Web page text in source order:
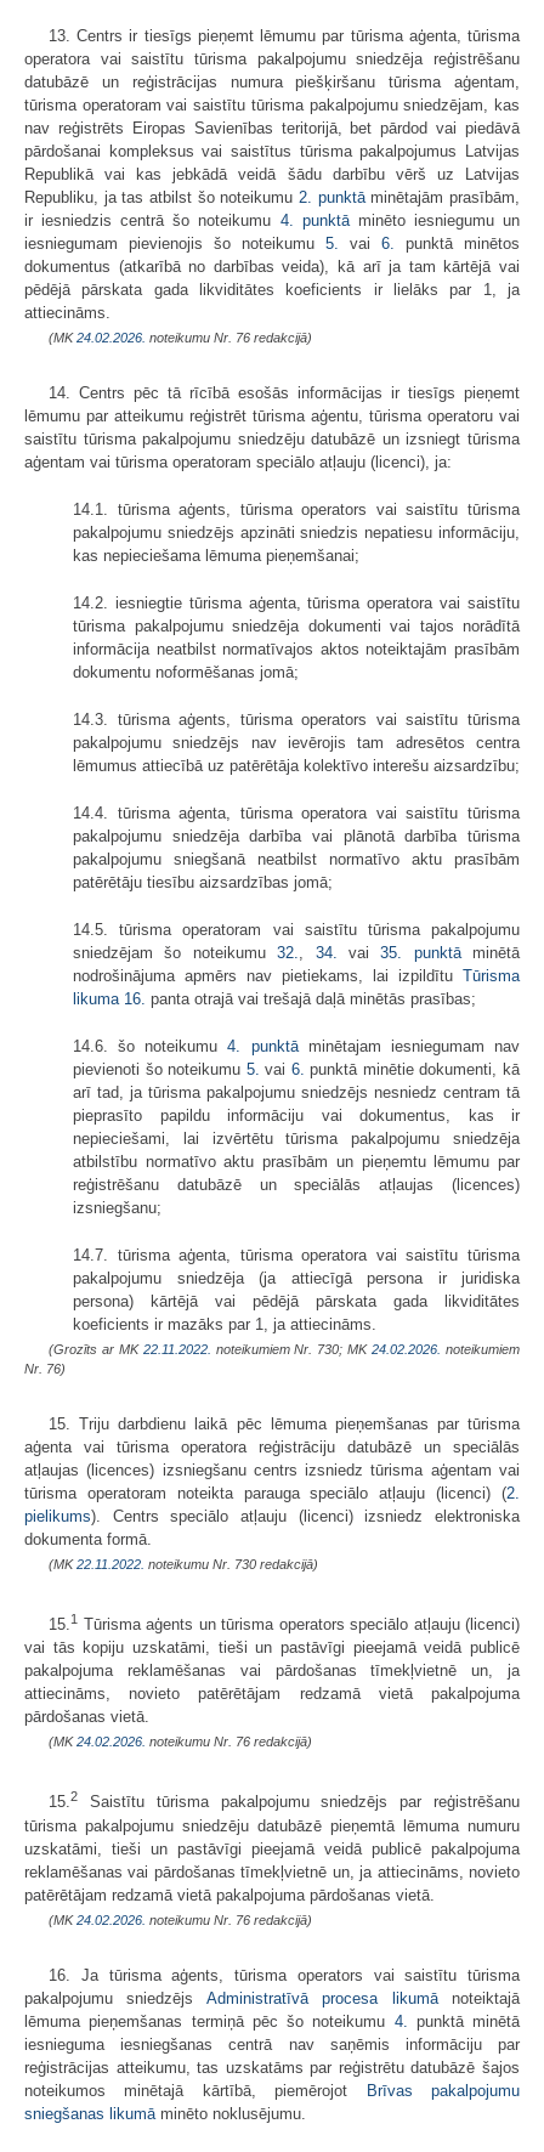
13. Centrs ir tiesīgs pieņemt lēmumu par tūrisma aģenta, tūrisma
operatora vai saistītu tūrisma pakalpojumu sniedzēja reģistrēšanu
datubāzē un reģistrācijas numura piešķiršanu tūrisma aģentam,
tūrisma operatoram vai saistītu tūrisma pakalpojumu sniedzējam, kas
nav reģistrēts Eiropas Savienības teritorijā, bet pārdod vai piedāvā
pārdošanai kompleksus vai saistītus tūrisma pakalpojumus Latvijas
Republikā vai kas jebkādā veidā šādu darbību vērš uz Latvijas
Republiku, ja tas atbilst šo noteikumu 2. punktāminētajām prasībām,
ir iesniedzis centrā šo noteikumu 4. punktāminēto iesniegumu un
iesniegumam pievienojis šo noteikumu 5. vai 6.
punktā minētos
dokumentus (atkarībā no darbības veida), kā arī ja tam kārtējā vai
pēdējā pārskata gada likviditātes koeficients ir lielāks par 1, ja
attiecināms.
(MK24.02.2026. noteikumu Nr. 76 redakcijā)
14. Centrs pēc tā rīcībā esošās informācijas ir tiesīgs pieņemt
lēmumu par atteikumu reģistrēt tūrisma aģentu, tūrisma operatoru vai
saistītu tūrisma pakalpojumu sniedzēju datubāzē un izsniegt tūrisma
aģentam vai tūrisma operatoram speciālo atļauju (licenci), ja:
14.1. tūrisma aģents, tūrisma operators vai saistītu tūrisma
pakalpojumu sniedzējs apzināti sniedzis nepatiesu informāciju,
kas nepieciešama lēmuma pieņemšanai;
14.2. iesniegtie tūrisma aģenta, tūrisma operatora vai saistītu
tūrisma pakalpojumu sniedzēja dokumenti vai tajos norādītā
informācija neatbilst normatīvajos aktos noteiktajām prasībām
dokumentu noformēšanas jomā;
14.3. tūrisma aģents, tūrisma operators vai saistītu tūrisma
pakalpojumu sniedzējs nav ievērojis tam adresētos centra
lēmumus attiecībā uz patērētāja kolektīvo interešu aizsardzību;
14.4. tūrisma aģenta, tūrisma operatora vai saistītu tūrisma
pakalpojumu sniedzēja darbība vai plānotā darbība tūrisma
pakalpojumu sniegšanā neatbilst normatīvo aktu prasībām
patērētāju tiesību aizsardzības jomā;
14.5. tūrisma operatoram vai saistītu tūrisma pakalpojumu
sniedzējam šo noteikumu32. 34. vai35. punktāminētā
nodrošinājuma apmērs nav pietiekams, lai izpildītu Tūrisma
likuma 16. panta otrajā vai trešajā daļā minētās prasības;
14.6. šo noteikumu4. punktāminētajam iesniegumam nav
pievienoti šo noteikumu ​5. vai ​6. punktā minētie dokumenti, kā
arī tad, ja tūrisma pakalpojumu sniedzējs nesniedz centram tā
pieprasīto papildu informāciju vai dokumentus, kas ir
nepieciešami, lai izvērtētu tūrisma pakalpojumu sniedzēja
atbilstību normatīvo aktu prasībām un pieņemtu lēmumu par
reģistrēšanu datubāzē un speciālās atļaujas (licences)
izsniegšanu;
14.7. tūrisma aģenta, tūrisma operatora vai saistītu tūrisma
pakalpojumu sniedzēja (ja attiecīgā persona ir juridiska
persona) kārtējā vai pēdējā pārskata gada likviditātes
koeficients ir mazāks par 1, ja attiecināms.
(Grozīts ar MK 22.11.2022. noteikumiem Nr. 730; MK24.02.2026. noteikumiem
Nr. 76)
15. Triju darbdienu laikā pēc lēmuma pieņemšanas par tūrisma
aģenta vai tūrisma operatora reģistrāciju datubāzē un speciālās
atļaujas (licences) izsniegšanu centrs izsniedz tūrisma aģentam vai
tūrisma operatoram noteikta parauga speciālo atļauju (licenci) (2.
pielikums). Centrs speciālo atļauju (licenci) izsniedz elektroniska
dokumenta formā.
(MK22.11.2022. noteikumu Nr. 730 redakcijā)
15.1 Tūrisma aģents un tūrisma operators speciālo atļauju (licenci)
vai tās kopiju uzskatāmi, tieši un pastāvīgi pieejamā veidā publicē
pakalpojuma reklamēšanas vai pārdošanas tīmekļvietnē un, ja
attiecināms, novieto patērētājam redzamā vietā pakalpojuma
pārdošanas vietā.
(MK24.02.2026. noteikumu Nr. 76 redakcijā)
15.2
Saistītu tūrisma pakalpojumu sniedzējs par reģistrēšanu
tūrisma pakalpojumu sniedzēju datubāzē pieņemtā lēmuma numuru
uzskatāmi, tieši un pastāvīgi pieejamā veidā publicē pakalpojuma
reklamēšanas vai pārdošanas tīmekļvietnē un, ja attiecināms, novieto
patērētājam redzamā vietā pakalpojuma pārdošanas vietā.
(MK24.02.2026. noteikumu Nr. 76 redakcijā)
16. Ja tūrisma aģents, tūrisma operators vai saistītu tūrisma
pakalpojumu sniedzējs Administratīvā procesa likumānoteiktajā
lēmuma pieņemšanas termiņā pēc šo noteikumu 4.
punktā minētā
iesnieguma iesniegšanas centrā nav saņēmis informāciju par
reģistrācijas atteikumu, tas uzskatāms par reģistrētu datubāzē šajos
noteikumos minētajā kārtībā, piemērojot Brīvas pakalpojumu
sniegšanas likumā minēto noklusējumu.